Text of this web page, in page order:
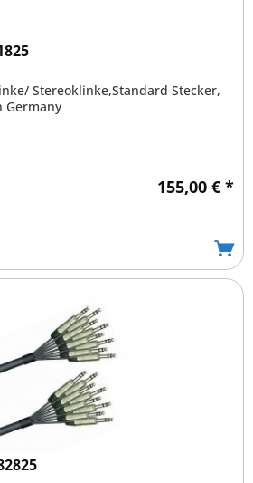
Stereoklinke,Standard Stecker,
Germany
155,00 € *